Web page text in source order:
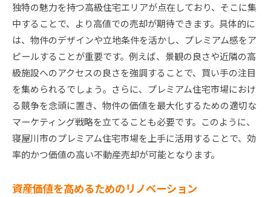
独特の魅力を持つ高級住宅エリアが点在しており、そこに集
中することで、より高値での売却が期待できます。具体的に
は、物件のデザインや立地条件を活かし、プレミアム感をア
ピールすることが重要です。例えば、景観の良さや近隣の高
級施設へのアクセスの良さを強調することで、買い手の注目
を集められるでしょう。さらに、プレミアム住宅市場におけ
る競争を念頭に置き、物件の価値を最大化するための適切な
マーケティング戦略を立てることも必要です。このように、
寝屋川市のプレミアム住宅市場を上手に活用することで、効
率的かつ価値の高い不動産売却が可能となります。
資産価値を高めるためのリノベーション